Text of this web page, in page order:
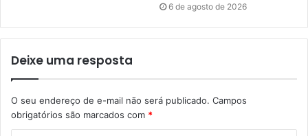
Gostei
volta às aulas
6 de agosto de 2026
Deixe uma resposta
O seu endereço de e-mail não será publicado. Campos
obrigatórios são marcados com *